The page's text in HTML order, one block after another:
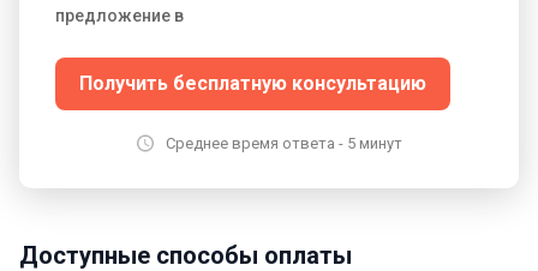
предложение в
Получить бесплатную консультацию
Среднее время ответа - 5 минут
Доступные способы оплаты